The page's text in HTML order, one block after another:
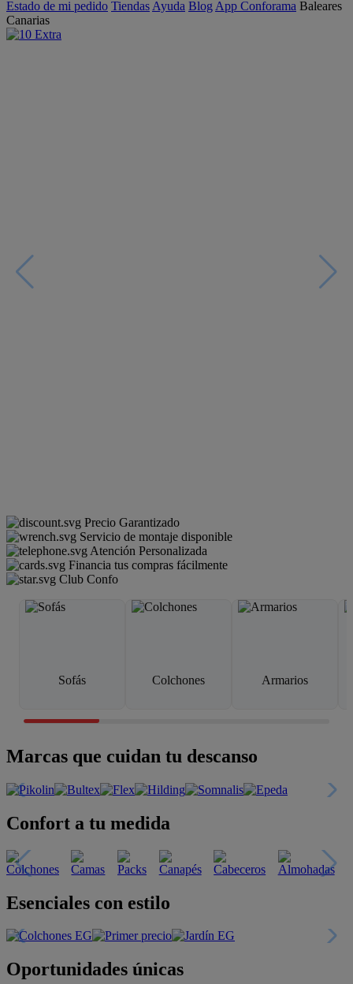
Estado de mi pedido Tiendas Ayuda Blog App Conforama Baleares
Canarias
Precio Garantizado
Servicio de montaje disponible
Atención Personalizada
Financia tus compras fácilmente
Club Confo
Sofás Colchones Armarios
Marcas que cuidan tu descanso
Confort a tu medida
Esenciales con estilo
Oportunidades únicas